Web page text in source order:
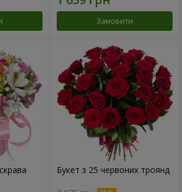
Замовити
Букет з 25 червоних троянд